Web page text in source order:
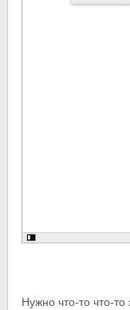
Нужно что-то что-то